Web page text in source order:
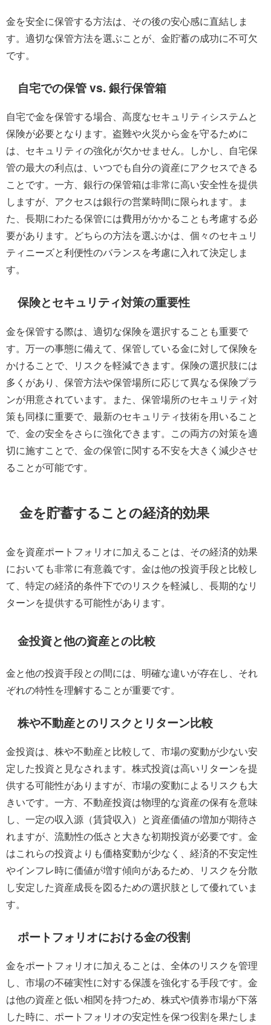
金を安全に保管する方法は、その後の安心感に直結しま
す。適切な保管方法を選ぶことが、金貯蓄の成功に不可欠
です。
自宅での保管 vs. 銀行保管箱
自宅で金を保管する場合、高度なセキュリティシステムと
保険が必要となります。盗難や火災から金を守るために
は、セキュリティの強化が欠かせません。しかし、自宅保
管の最大の利点は、いつでも自分の資産にアクセスできる
ことです。一方、銀行の保管箱は非常に高い安全性を提供
しますが、アクセスは銀行の営業時間に限られます。ま
た、長期にわたる保管には費用がかかることも考慮する必
要があります。どちらの方法を選ぶかは、個々のセキュリ
ティニーズと利便性のバランスを考慮に入れて決定しま
す。
保険とセキュリティ対策の重要性
金を保管する際は、適切な保険を選択することも重要で
す。万一の事態に備えて、保管している金に対して保険を
かけることで、リスクを軽減できます。保険の選択肢には
多くがあり、保管方法や保管場所に応じて異なる保険プラ
ンが用意されています。また、保管場所のセキュリティ対
策も同様に重要で、最新のセキュリティ技術を用いること
で、金の安全をさらに強化できます。この両方の対策を適
切に施すことで、金の保管に関する不安を大きく減少させ
ることが可能です。
金を貯蓄することの経済的効果
金を資産ポートフォリオに加えることは、その経済的効果
においても非常に有意義です。金は他の投資手段と比較し
て、特定の経済的条件下でのリスクを軽減し、長期的なリ
ターンを提供する可能性があります。
金投資と他の資産との比較
金と他の投資手段との間には、明確な違いが存在し、それ
ぞれの特性を理解することが重要です。
株や不動産とのリスクとリターン比較
金投資は、株や不動産と比較して、市場の変動が少ない安
定した投資と見なされます。株式投資は高いリターンを提
供する可能性がありますが、市場の変動によるリスクも大
きいです。一方、不動産投資は物理的な資産の保有を意味
し、一定の収入源（賃貸収入）と資産価値の増加が期待さ
れますが、流動性の低さと大きな初期投資が必要です。金
はこれらの投資よりも価格変動が少なく、経済的不安定性
やインフレ時に価値が増す傾向があるため、リスクを分散
し安定した資産成長を図るための選択肢として優れていま
す。
ポートフォリオにおける金の役割
金をポートフォリオに加えることは、全体のリスクを管理
し、市場の不確実性に対する保護を強化する手段です。金
は他の資産と低い相関を持つため、株式や債券市場が下落
した時に、ポートフォリオの安定性を保つ役割を果たしま